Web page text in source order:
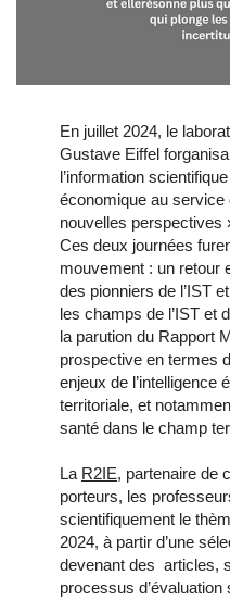
En juillet 2024, le
Gustave Eiffel
l’information
économique au
nouvelles perspectives
Ces deux journées
mouvement : un retour
des pionniers de l’IST
les champs de l’IST et
la parution du Rapport
prospective en termes
enjeux de l’intelligence
territoriale, et
santé dans le champ
La R2IE, partenaire de
porteurs, les
scientifiquement le
2024, à partir d’une
devenant des articles,
processus d’évaluation